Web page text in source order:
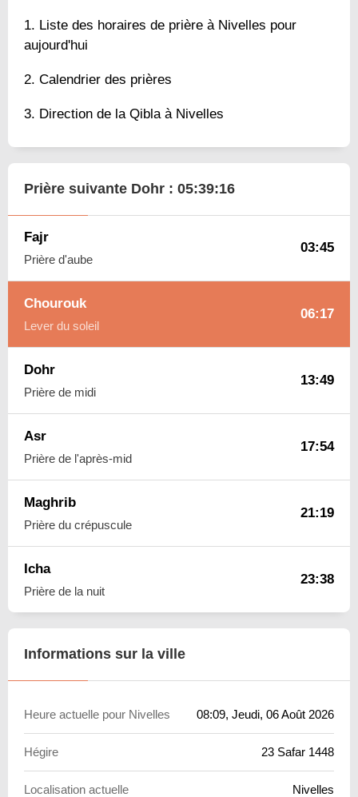
Liste des horaires de prière à Nivelles pour
aujourd'hui
Calendrier des prières
Direction de la Qibla à Nivelles
Prière suivante Dohr : 05:39:15
Fajr
Prière d'aube
03:45
Chourouk
Lever du soleil
06:17
Dohr
Prière de midi
13:49
Asr
Prière de l'après-mid
17:54
Maghrib
Prière du crépuscule
21:19
Icha
Prière de la nuit
23:38
Informations sur la ville
Heure actuelle pour Nivelles 08:09, Jeudi, 06 Août 2026
Hégire 23 Safar 1448
Localisation actuelle Nivelles